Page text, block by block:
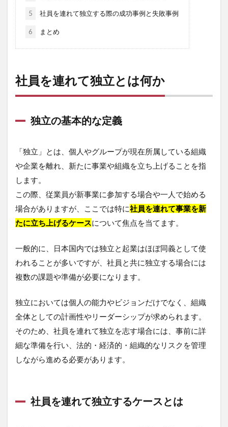
5 社員を連れて独立する際の成功事例と失敗事例
6 まとめ
社員を連れて独立とは何か
独立の基本的な定義
「独立」とは、個人やグループが現在所属している組織
や企業を離れ、新たに事業や組織を立ち上げることを指
します。
この際、従業員が新事業に参加する場合や一人で始める
場合がありますが、ここでは特に社員を連れて事業を新
たに立ち上げるケースについて焦点を当てます。
一般的に、日本国内では独立と起業はほぼ同義として使
われることが多いですが、社員と共に独立する場合には
複数の課題や準備が必要になります。
独立においては個人の能力やビジョンだけでなく、組織
全体としての計画性やリーダーシップが求められます。
そのため、社員を連れて独立を志す場合には、事前に詳
細な準備を行い、法的・経済的・組織的なリスクを管理
しながら進める必要があります。
社員を連れて独立するケースとは